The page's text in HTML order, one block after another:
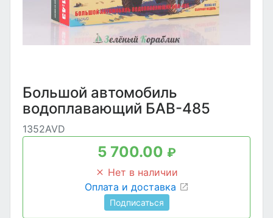
Большой автомобиль
водоплавающий БАВ-485
1352AVD
5 700.00 ₽
Нет в наличии
Оплата и доставка
Подписаться